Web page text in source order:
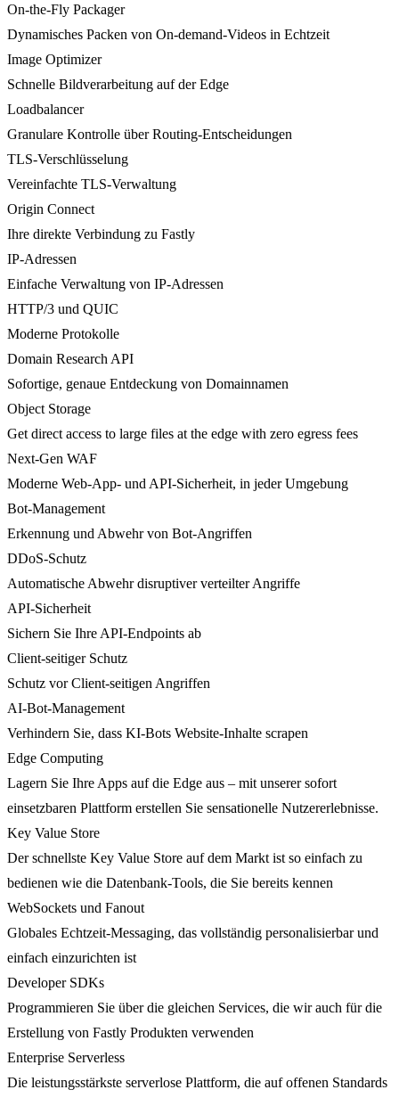
On-the-Fly Packager
Dynamisches Packen von On-demand-Videos in Echtzeit
Image Optimizer
Schnelle Bildverarbeitung auf der Edge
Loadbalancer
Granulare Kontrolle über Routing-Entscheidungen
TLS-Verschlüsselung
Vereinfachte TLS-Verwaltung
Origin Connect
Ihre direkte Verbindung zu Fastly
IP-Adressen
Einfache Verwaltung von IP-Adressen
HTTP/3 und QUIC
Moderne Protokolle
Domain Research API
Sofortige, genaue Entdeckung von Domainnamen
Object Storage
Get direct access to large files at the edge with zero egress fees
Next-Gen WAF
Moderne Web-App- und API-Sicherheit, in jeder Umgebung
Bot-Management
Erkennung und Abwehr von Bot-Angriffen
DDoS-Schutz
Automatische Abwehr disruptiver verteilter Angriffe
API-Sicherheit
Sichern Sie Ihre API-Endpoints ab
Client-seitiger Schutz
Schutz vor Client-seitigen Angriffen
AI-Bot-Management
Verhindern Sie, dass KI-Bots Website-Inhalte scrapen
Edge Computing
Lagern Sie Ihre Apps auf die Edge aus – mit unserer sofort
einsetzbaren Plattform erstellen Sie sensationelle Nutzererlebnisse.
Key Value Store
Der schnellste Key Value Store auf dem Markt ist so einfach zu
bedienen wie die Datenbank-Tools, die Sie bereits kennen
WebSockets und Fanout
Globales Echtzeit-Messaging, das vollständig personalisierbar und
einfach einzurichten ist
Developer SDKs
Programmieren Sie über die gleichen Services, die wir auch für die
Erstellung von Fastly Produkten verwenden
Enterprise Serverless
Die leistungsstärkste serverlose Plattform, die auf offenen Standards